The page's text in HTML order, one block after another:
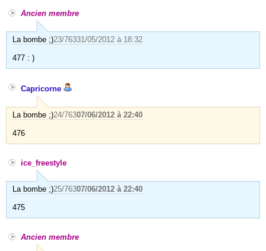
Ancien membre
La bombe ;)23/76331/05/2012 à 18:32
477 : )
Capricorne
La bombe ;)24/76307/06/2012 à 22:40
476
ice_freestyle
La bombe ;)25/76307/06/2012 à 22:40
475
Ancien membre